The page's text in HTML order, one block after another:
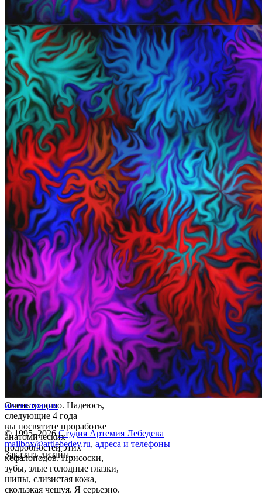
Очень хорошо. Надеюсь,
следующие 4 года
вы посвятите проработке
анатомических
подробностей этих
кефалоподов. Присоски,
зубы, злые голодные глазки,
шипы, слизистая кожа,
скользкая чешуя. Я серьезно.
иллюстрация
© 1995–2026 Студия Артемия Лебедева
mailbox@artlebedev.ru, адреса и телефоны
Заказать дизайн...